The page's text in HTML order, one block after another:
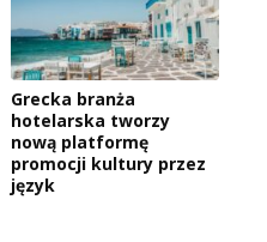
Grecka branża
hotelarska tworzy
nową platformę
promocji kultury przez
język